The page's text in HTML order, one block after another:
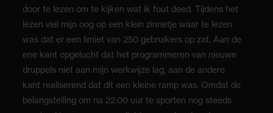
door te lezen om te kijken wat ik fout deed. Tijdens het
lezen viel mijn oog op een klein zinnetje waar te lezen
was dat er een limiet van 250 gebruikers op zat. Aan de
ene kant opgelucht dat het programmeren van nieuwe
druppels niet aan mijn werkwijze lag, aan de andere
kant realiserend dat dit een kleine ramp was. Omdat de
belangstelling om na 22.00 uur te sporten nog steeds